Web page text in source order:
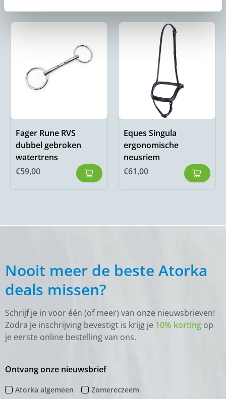
Fager Rune RVS
dubbel gebroken
watertrens
€59,00
Eques Singula
ergonomische
neusriem
€61,00
Nooit meer de beste Atorka
deals missen?
Schrijf je in voor één (of meer) van onze nieuwsbrieven!
Zodra je inschrijving bevestigt is krijg je 10% korting op
je eerste online bestelling van ons.
Ontvang onze nieuwsbrief
Atorka algemeen Zomereczeem